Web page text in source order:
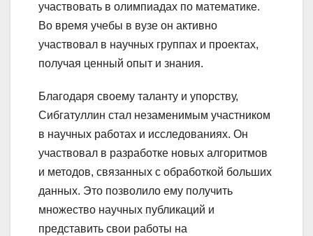
участвовать в олимпиадах по математике.
Во время учебы в вузе он активно
участвовал в научных группах и проектах,
получая ценный опыт и знания.
Благодаря своему таланту и упорству,
Сибгатуллин стал незаменимым участником
в научных работах и исследованиях. Он
участвовал в разработке новых алгоритмов
и методов, связанных с обработкой больших
данных. Это позволило ему получить
множество научных публикаций и
представить свои работы на